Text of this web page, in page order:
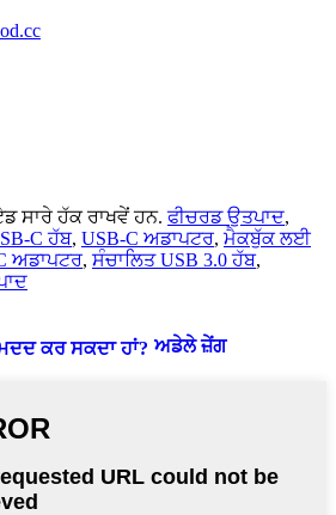
ਸਾਰੇ ਹੱਕ ਰਾਖਵੇਂ ਹਨ. ਫੀਚਰਡ ਉਤਪਾਦ,
C ਹੱਬ, USB-C ਅਡਾਪਟਰ, ਮੈਕਬੁੱਕ ਲਈ
ਅਡਾਪਟਰ, ਸੰਚਾਲਿਤ USB 3.0 ਹੱਬ,
ਅਡੇਲੇ ਜ਼ੇਂਗ